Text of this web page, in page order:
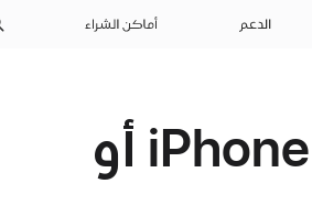
الدعم أماكن الشراء
استخدام تطبيق "صحتي" على iPhone أو